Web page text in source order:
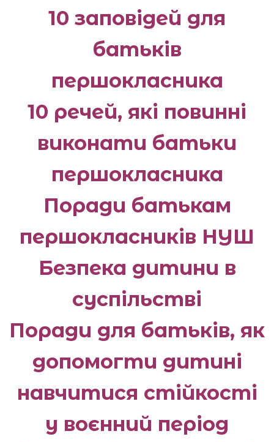
10 заповідей для
батьків
першокласника
10 речей, які повинні
виконати батьки
першокласника
Поради батькам
першокласників НУШ
Безпека дитини в
суспільстві
Поради для батьків, як
допомогти дитині
навчитися стійкості
у воєнний період